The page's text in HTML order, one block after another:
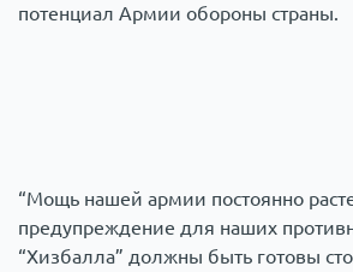
потенциал Армии обороны страны.
“Мощь нашей армии постоянно
предупреждение для наших
“Хизбалла” должны быть готовы